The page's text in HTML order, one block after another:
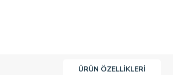
ÜRÜN ÖZELLIKLERI